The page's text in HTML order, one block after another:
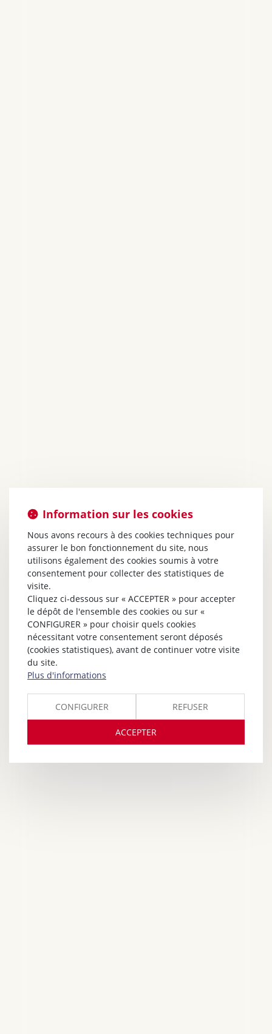
Information sur les cookies
Nous avons recours à des cookies techniques pour
assurer le bon fonctionnement du site, nous
utilisons également des cookies soumis à votre
consentement pour collecter des statistiques de
visite.
Cliquez ci-dessous sur « ACCEPTER » pour accepter
le dépôt de l'ensemble des cookies ou sur «
CONFIGURER » pour choisir quels cookies
nécessitant votre consentement seront déposés
(cookies statistiques), avant de continuer votre visite
du site.
Plus d'informations
CONFIGURER REFUSER
ACCEPTER